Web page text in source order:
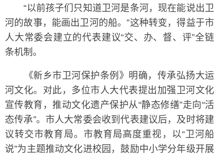
“以前孩子们只知道卫河是条河，现在能说出卫
河的故事，能画出卫河的船。”这种转变，得益于市
人大常委会建立的代表建议“交、办、督、评”全链
条机制。
《新乡市卫河保护条例》明确，传承弘扬大运
河文化。对此，多位市人大代表提出加强卫河文化
宣传教育，推动文化遗产保护从“静态修缮”走向“活
态传承”。市人大常委会收到代表建议后，及时将建
议转交市教育局。市教育局高度重视，以“卫河船
说”为主题推动文化进校园，鼓励中小学分年级开展